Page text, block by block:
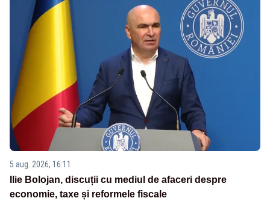
5 aug. 2026, 16:11
Ilie Bolojan, discuții cu mediul de afaceri despre
economie, taxe și reformele fiscale